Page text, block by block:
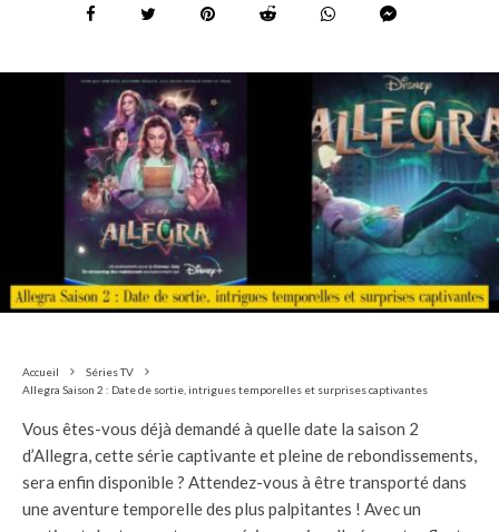
Accueil
Séries TV
Allegra Saison 2 : Date de sortie, intrigues temporelles et surprises captivantes
Vous êtes-vous déjà demandé à quelle date la saison 2
d’Allegra, cette série captivante et pleine de rebondissements,
sera enfin disponible ? Attendez-vous à être transporté dans
une aventure temporelle des plus palpitantes ! Avec un